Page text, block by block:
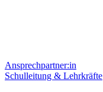
Ansprechpartner:in
Schulleitung & Lehrkräfte